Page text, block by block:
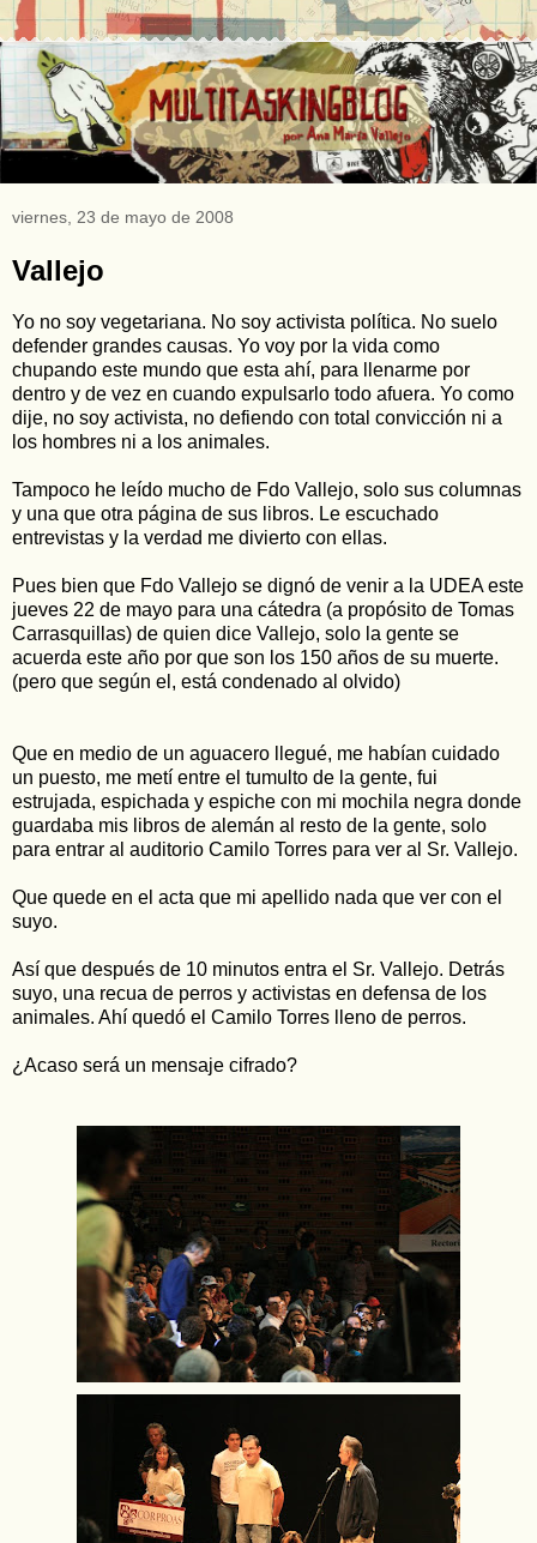
viernes, 23 de mayo de 2008
Vallejo
Yo no soy vegetariana. No soy activista política. No suelo
defender grandes causas. Yo voy por la vida como
chupando este mundo que esta ahí, para llenarme por
dentro y de vez en cuando expulsarlo todo afuera. Yo como
dije, no soy activista, no defiendo con total convicción ni a
los hombres ni a los animales.
Tampoco he leído mucho de Fdo Vallejo, solo sus columnas
y una que otra página de sus libros. Le escuchado
entrevistas y la verdad me divierto con ellas.
Pues bien que Fdo Vallejo se dignó de venir a la UDEA este
jueves 22 de mayo para una cátedra (a propósito de Tomas
Carrasquillas) de quien dice Vallejo, solo la gente se
acuerda este año por que son los 150 años de su muerte.
(pero que según el, está condenado al olvido)
Que en medio de un aguacero llegué, me habían cuidado
un puesto, me metí entre el tumulto de la gente, fui
estrujada, espichada y espiche con mi mochila negra donde
guardaba mis libros de alemán al resto de la gente, solo
para entrar al auditorio Camilo Torres para ver al Sr. Vallejo.
Que quede en el acta que mi apellido nada que ver con el
suyo.
Así que después de 10 minutos entra el Sr. Vallejo. Detrás
suyo, una recua de perros y activistas en defensa de los
animales. Ahí quedó el Camilo Torres lleno de perros.
¿Acaso será un mensaje cifrado?